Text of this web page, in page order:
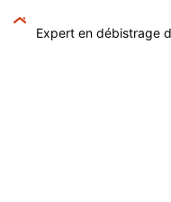
Expert en débistrage